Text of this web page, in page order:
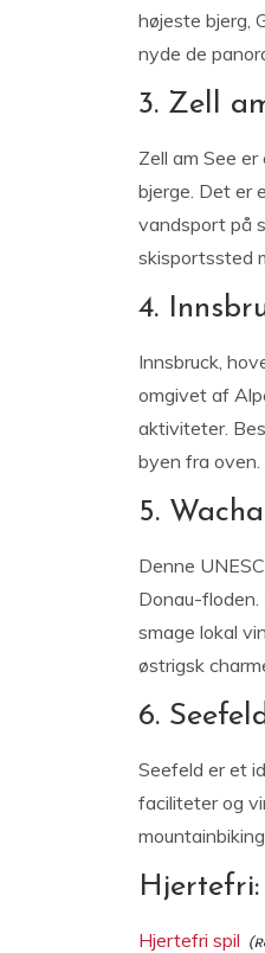
højeste bjerg,
nyde de
3. Zell
Zell am See
bjerge. Det er
vandsport på
skisportssted
4.
Innsbruck,
omgivet af
aktiviteter.
byen fra oven.
5.
Denne
Donau-
smage lokal
østrigsk
6.
Seefeld er et
faciliteter og
Hjertefri spil